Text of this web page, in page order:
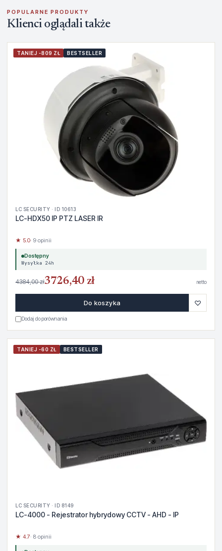
POPULARNE PRODUKTY
Klienci oglądali także
TANIEJ -809 ZŁ BESTSELLER
LC SECURITY · ID 10613
LC-HDX50 IP PTZ LASER IR
★ 5.0· 9 opinii
Dostępny
Wysyłka 24h
4384,00 zł3726,40 zł netto
Do koszyka ♡
Dodaj do porównania
TANIEJ -60 ZŁ BESTSELLER
LC SECURITY · ID 8149
LC-4000 - Rejestrator hybrydowy CCTV - AHD - IP
★ 4.7· 8 opinii